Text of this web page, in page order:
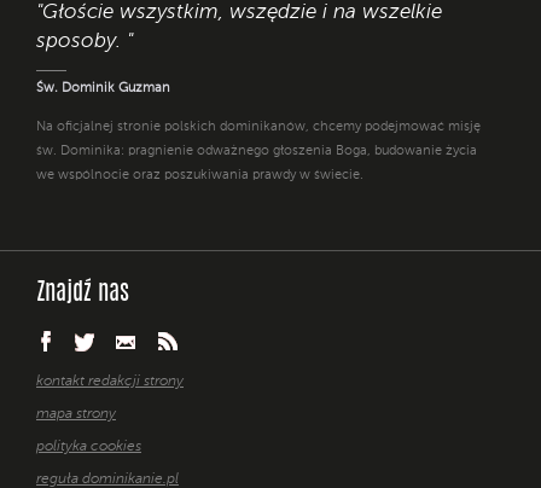
"Głoście wszystkim, wszędzie i na wszelkie
sposoby. "
Św. Dominik Guzman
Na oficjalnej stronie polskich dominikanów, chcemy podejmować misję
św. Dominika: pragnienie odważnego głoszenia Boga, budowanie życia
we wspólnocie oraz poszukiwania prawdy w świecie.
Znajdź nas
kontakt redakcji strony
mapa strony
polityka cookies
reguła dominikanie.pl